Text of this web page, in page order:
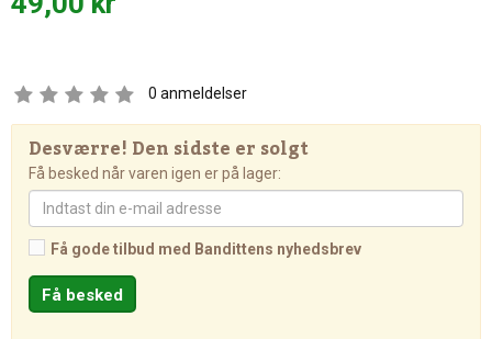
0 anmeldelser
Desværre! Den sidste er solgt
Få besked når varen igen er på lager:
Få gode tilbud med Bandittens nyhedsbrev